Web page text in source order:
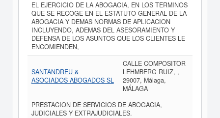
EL EJERCICIO DE LA ABOGACIA, EN LOS TERMINOS
QUE SE RECOGE EN EL ESTATUTO GENERAL DE LA
ABOGACIA Y DEMAS NORMAS DE APLICACION
INCLUYENDO, ADEMAS DEL ASESORAMIENTO Y
DEFENSA DE LOS ASUNTOS QUE LOS CLIENTES LE
ENCOMIENDEN,
SANTANDREU &
ASOCIADOS ABOGADOS SL
CALLE COMPOSITOR
LEHMBERG RUIZ, ,
29007, Málaga,
MÁLAGA
PRESTACION DE SERVICIOS DE ABOGACIA,
JUDICIALES Y EXTRAJUDICIALES.